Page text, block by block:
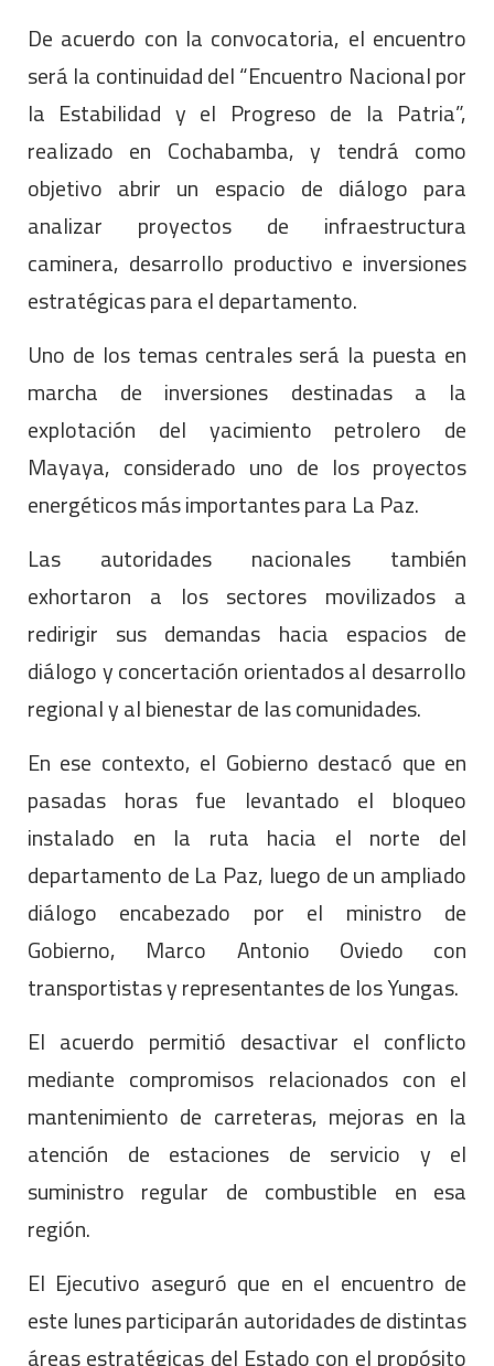
De acuerdo con la convocatoria, el encuentro
será la continuidad del “Encuentro Nacional por
la Estabilidad y el Progreso de la Patria”,
realizado en Cochabamba, y tendrá como
objetivo abrir un espacio de diálogo para
analizar proyectos de infraestructura
caminera, desarrollo productivo e inversiones
estratégicas para el departamento.
Uno de los temas centrales será la puesta en
marcha de inversiones destinadas a la
explotación del yacimiento petrolero de
Mayaya, considerado uno de los proyectos
energéticos más importantes para La Paz.
Las autoridades nacionales también
exhortaron a los sectores movilizados a
redirigir sus demandas hacia espacios de
diálogo y concertación orientados al desarrollo
regional y al bienestar de las comunidades.
En ese contexto, el Gobierno destacó que en
pasadas horas fue levantado el bloqueo
instalado en la ruta hacia el norte del
departamento de La Paz, luego de un ampliado
diálogo encabezado por el ministro de
Gobierno, Marco Antonio Oviedo con
transportistas y representantes de los Yungas.
El acuerdo permitió desactivar el conflicto
mediante compromisos relacionados con el
mantenimiento de carreteras, mejoras en la
atención de estaciones de servicio y el
suministro regular de combustible en esa
región.
El Ejecutivo aseguró que en el encuentro de
este lunes participarán autoridades de distintas
áreas estratégicas del Estado con el propósito